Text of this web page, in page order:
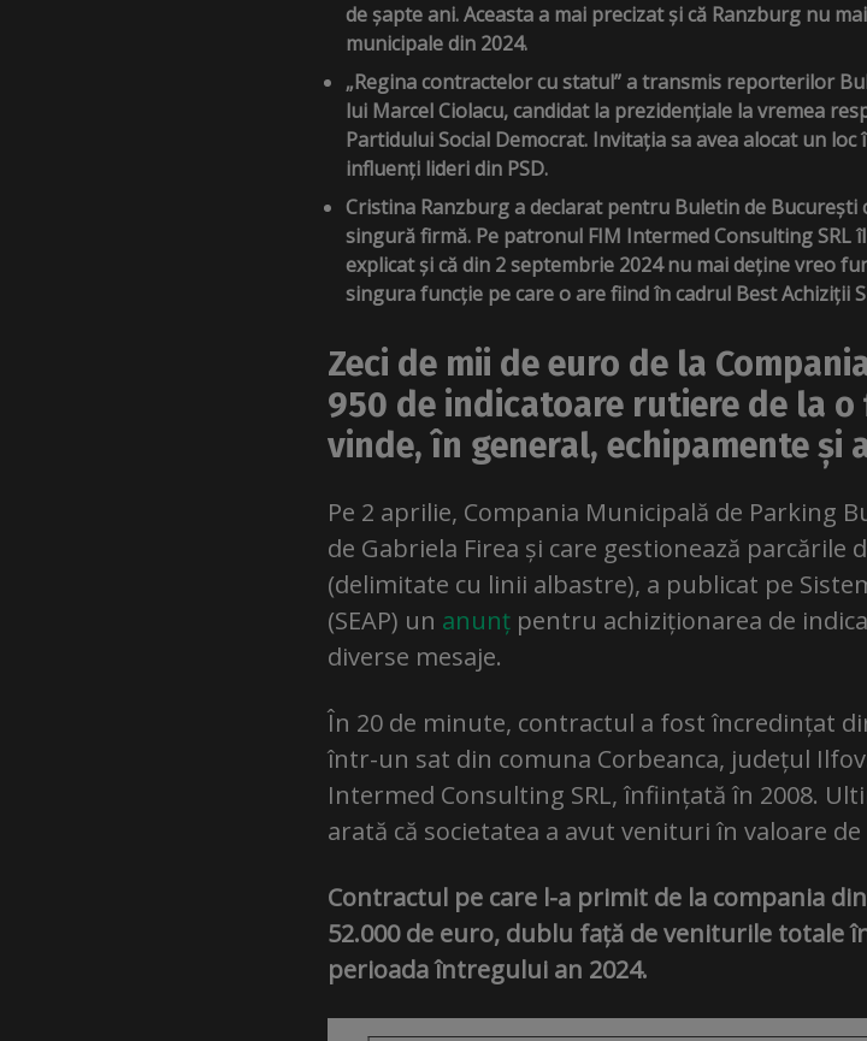
de șapte ani. Aceasta a mai precizat și că Ranzburg nu
municipale din 2024.
„Regina contractelor cu statul” a transmis reporterilor
lui Marcel Ciolacu, candidat la prezidențiale la vremea
Partidului Social Democrat. Invitația sa avea alocat un
influenți lideri din PSD.
Cristina Ranzburg a declarat pentru Buletin de
singură firmă. Pe patronul FIM Intermed Consulting SRL
explicat și că din 2 septembrie 2024 nu mai deține vreo
singura funcție pe care o are fiind în cadrul Best Achiziții
Zeci de mii de euro de la
950 de indicatoare rutiere de la
vinde, în general, echipamente și
Pe 2 aprilie, Compania Municipală de Parking
de Gabriela Firea și care gestionează parcările
(delimitate cu linii albastre), a publicat pe
(SEAP) un anunț pentru achiziționarea de
diverse mesaje.
În 20 de minute, contractul a fost încredințat
într-un sat din comuna Corbeanca, județul
Intermed Consulting SRL, înființată în 2008.
arată că societatea a avut venituri în valoare
Contractul pe care l-a primit de la compania
52.000 de euro, dublu față de veniturile totale
perioada întregului an 2024.